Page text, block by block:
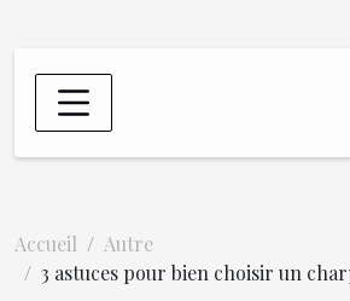
Accueil
Autre
3 astuces pour bien choisir un